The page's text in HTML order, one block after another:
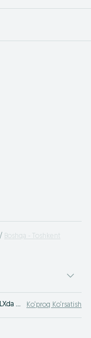
Boshqa - Toshkent
Krasnogorsk Boshqa bo'limida eng yaxshi takliflar. OLXda hamyonbop narxlarda mahsulot va xizmatlarning katta tanlovi! OLX.uz da ko'plab takliflar! Ko‘proq Ko‘rsatish